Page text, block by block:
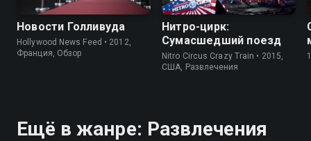
Новости Голливуда
Hollywood News Feed • 2012,
Франция, Обзор
Нитро-цирк:
Сумасшедший поезд
Nitro Circus Crazy Train • 2015,
США, Развлечения
Ещё в жанре: Развлечения